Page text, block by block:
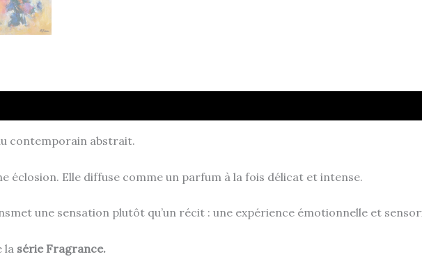
contemporain abstrait.
éclosion. Elle diffuse comme un parfum à la fois délicat et intense.
une sensation plutôt qu’un récit : une expérience émotionnelle et
la série Fragrance.